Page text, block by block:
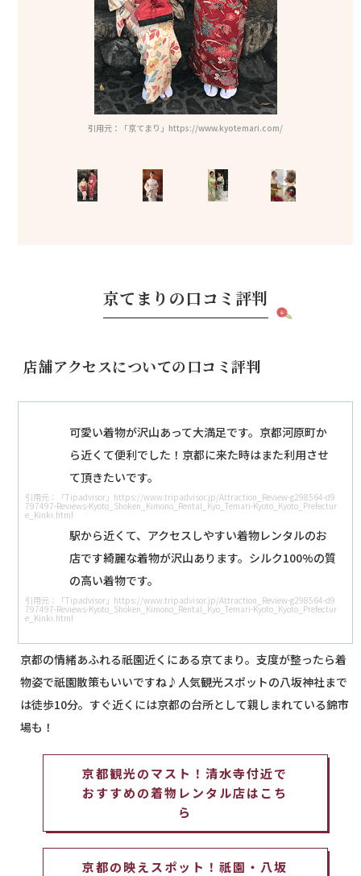
引用元：「京てまり」https://www.kyotemari.com/
京てまりの口コミ評判
店舗アクセスについての口コミ評判
可愛い着物が沢山あって大満足です。京都河原町か
ら近くて便利でした！京都に来た時はまた利用させ
て頂きたいです。
引用元：「Tipadvisor」https://www.tripadvisor.jp/Attraction_Review-g298564-d9
797497-Reviews-Kyoto_Shoken_Kimono_Rental_Kyo_Temari-Kyoto_Kyoto_Prefectur
e_Kinki.html
駅から近くて、アクセスしやすい着物レンタルのお
店です綺麗な着物が沢山あります。シルク100%の質
の高い着物です。
引用元：「Tipadvisor」https://www.tripadvisor.jp/Attraction_Review-g298564-d9
797497-Reviews-Kyoto_Shoken_Kimono_Rental_Kyo_Temari-Kyoto_Kyoto_Prefectur
e_Kinki.html
京都の情緒あふれる祇園近くにある京てまり。支度が整ったら着
物姿で祇園散策もいいですね♪人気観光スポットの八坂神社まで
は徒歩10分。すぐ近くには京都の台所として親しまれている錦市
場も！
京都観光のマスト！清水寺付近で
おすすめの着物レンタル店はこち
ら
京都の映えスポット！祇園・八坂